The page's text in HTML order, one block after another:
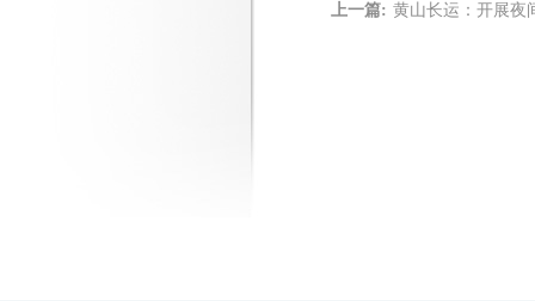
上一篇: 黄山长运：开展夜